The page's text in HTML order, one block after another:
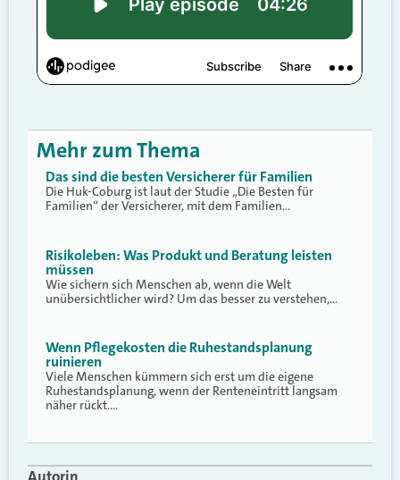
Mehr zum Thema
Das sind die besten Versicherer für Familien
Die Huk-Coburg ist laut der Studie „Die Besten für
Familien“ der Versicherer, mit dem Familien…
Risikoleben: Was Produkt und Beratung leisten
müssen
Wie sichern sich Menschen ab, wenn die Welt
unübersichtlicher wird? Um das besser zu verstehen,…
Wenn Pflegekosten die Ruhestandsplanung
ruinieren
Viele Menschen kümmern sich erst um die eigene
Ruhestandsplanung, wenn der Renteneintritt langsam
näher rückt.…